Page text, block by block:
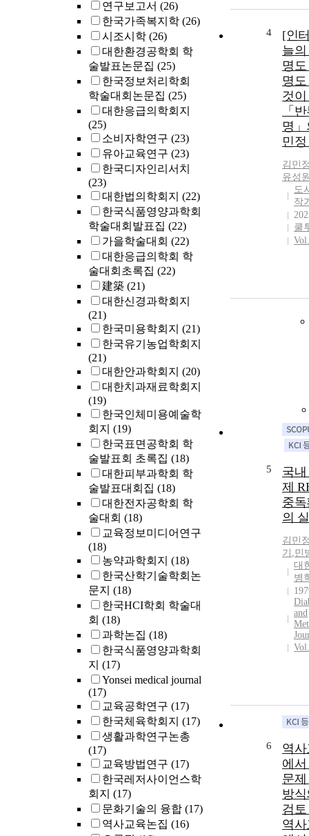
연구보고서 (26)
한국가족복지학 (26)
시조시학 (26)
대한환경공학회 학
술발표논문집 (25)
한국정보처리학회
학술대회논문집 (25)
대한응급의학회지
(25)
소비자학연구 (23)
유아교육연구 (23)
한국디자인리서치
(23)
대한법의학회지 (22)
한국식품영양과학회
학술대회발표집 (22)
가을학술대회 (22)
대한응급의학회 학
술대회초록집 (22)
建築 (21)
대한신경과학회지
(21)
한국미용학회지 (21)
한국유기농업학회지
(21)
대한안과학회지 (20)
대한치과재료학회지
(19)
한국인체미용예술학
회지 (19)
한국표면공학회 학
술발표회 초록집 (18)
대한피부과학회 학
술발표대회집 (18)
대한전자공학회 학
술대회 (18)
교육정보미디어연구
(18)
농약과학회지 (18)
한국산학기술학회논
문지 (18)
한국HCI학회 학술대
회 (18)
과학논집 (18)
한국식품영양과학회
지 (17)
Yonsei medical journal
(17)
교육공학연구 (17)
한국체육학회지 (17)
생활과학연구논총
(17)
교육방법연구 (17)
한국레저사이언스학
회지 (17)
문화기술의 융합 (17)
역사교육논집 (16)
4
[인
늘
명
명
것이
「
명
민
김민
유성
도
작
쿨
5
국
제
중
의
김민
기 ,민
대
병
and
6
역
에
문
방
검토
역